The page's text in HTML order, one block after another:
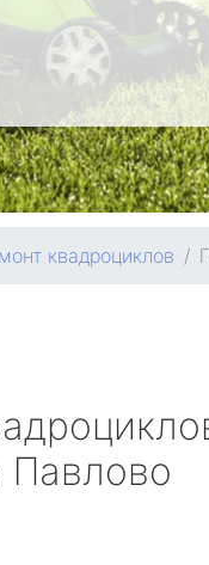
квадроциклов
Павлово